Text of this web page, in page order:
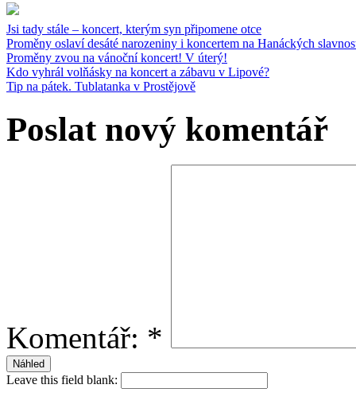
Jsi tady stále – koncert, kterým syn připomene otce
Proměny oslaví desáté narozeniny i koncertem na Hanáckých
Proměny zvou na vánoční koncert! V úterý!
Kdo vyhrál volňásky na koncert a zábavu v Lipové?
Tip na pátek. Tublatanka v Prostějově
Poslat nový komentář
Komentář: *
Leave this field blank: